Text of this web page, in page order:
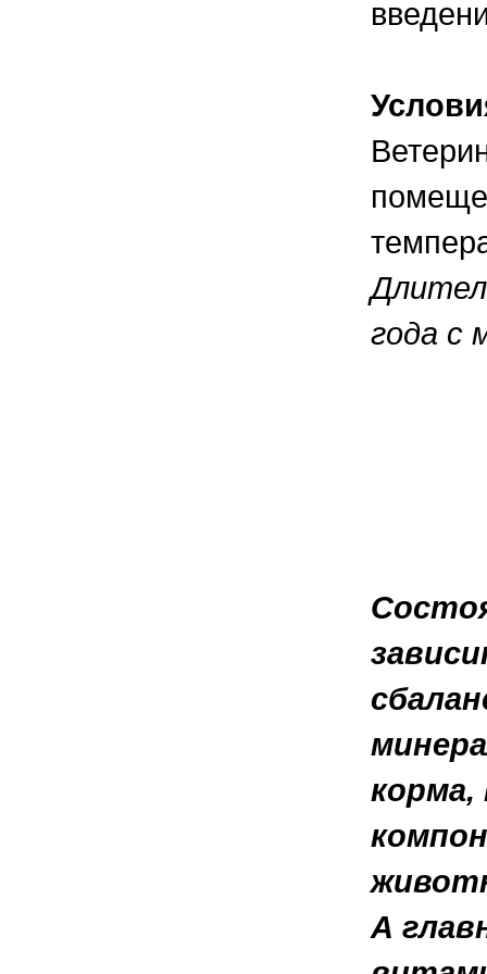
года с
А